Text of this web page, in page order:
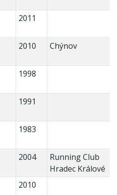
2011
2010 Chýnov
1998
1991
1983
2004
Running Club
Hradec Králové
2010